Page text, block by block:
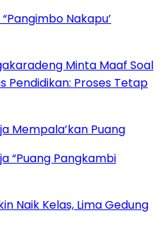
Nakapu’
Minta Maaf Soal
Pendidikan: Proses Tetap
Mempala’kan Puang
“Puang Pangkambi
Naik Kelas, Lima Gedung